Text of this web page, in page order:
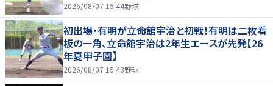
2026/08/07 15:44野球
初出場・有明が立命館宇治と初戦！有明は二枚看
板の一角、立命館宇治は2年生エースが先発【26
年夏甲子園】
2026/08/07 15:43野球